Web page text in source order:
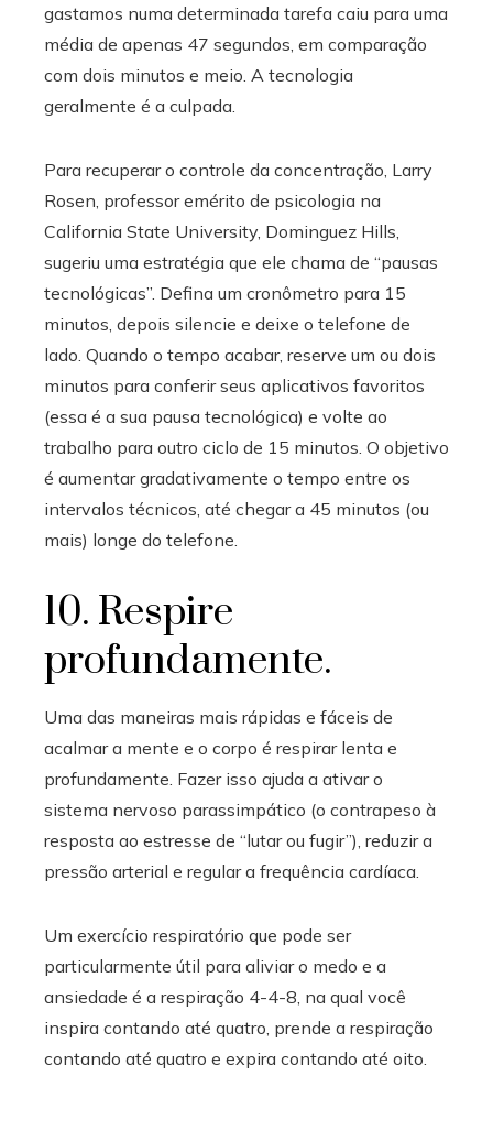
gastamos numa determinada tarefa caiu para uma
média de apenas 47 segundos, em comparação
com dois minutos e meio. A tecnologia
geralmente é a culpada.
Para recuperar o controle da concentração, Larry
Rosen, professor emérito de psicologia na
California State University, Dominguez Hills,
sugeriu uma estratégia que ele chama de “pausas
tecnológicas”. Defina um cronômetro para 15
minutos, depois silencie e deixe o telefone de
lado. Quando o tempo acabar, reserve um ou dois
minutos para conferir seus aplicativos favoritos
(essa é a sua pausa tecnológica) e volte ao
trabalho para outro ciclo de 15 minutos. O objetivo
é aumentar gradativamente o tempo entre os
intervalos técnicos, até chegar a 45 minutos (ou
mais) longe do telefone.
10. Respire
profundamente.
Uma das maneiras mais rápidas e fáceis de
acalmar a mente e o corpo é respirar lenta e
profundamente. Fazer isso ajuda a ativar o
sistema nervoso parassimpático (o contrapeso à
resposta ao estresse de “lutar ou fugir”), reduzir a
pressão arterial e regular a frequência cardíaca.
Um exercício respiratório que pode ser
particularmente útil para aliviar o medo e a
ansiedade é a respiração 4-4-8, na qual você
inspira contando até quatro, prende a respiração
contando até quatro e expira contando até oito.